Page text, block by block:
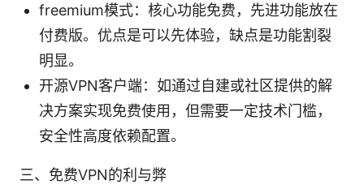
freemium模式：核心功能免费，先进功能放在
付费版。优点是可以先体验，缺点是功能割裂
明显。
开源VPN客户端：如通过自建或社区提供的解
决方案实现免费使用，但需要一定技术门槛，
安全性高度依赖配置。
三、免费VPN的利与弊